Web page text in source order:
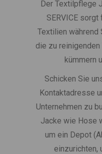
Der Textilpflege
SERVICE
Textilien während
die zu
kümmern
Schicken Sie
Kontaktadresse
Unternehmen zu
Jacke wie Hose
um ein Depot
einzurichten,